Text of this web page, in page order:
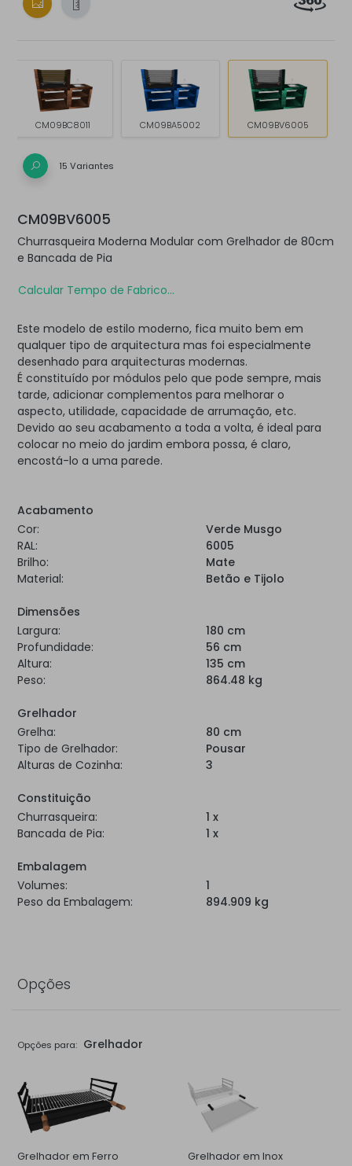
CM09BC8011 CM09BA5002 CM09BV6005
15 Variantes
CM09BV6005
Churrasqueira Moderna Modular com Grelhador de 80cm
e Bancada de Pia
Calcular Tempo de Fabrico...
Este modelo de estilo moderno, fica muito bem em
qualquer tipo de arquitectura mas foi especialmente
desenhado para arquitecturas modernas.
É constituído por módulos pelo que pode sempre, mais
tarde, adicionar complementos para melhorar o
aspecto, utilidade, capacidade de arrumação, etc.
Devido ao seu acabamento a toda a volta, é ideal para
colocar no meio do jardim embora possa, é claro,
encostá-lo a uma parede.
Acabamento
Cor:
Verde Musgo
RAL:
6005
Brilho:
Mate
Material:
Betão e Tijolo
Dimensões
Largura:
180 cm
Profundidade:
56 cm
Altura:
135 cm
Peso:
864.48 kg
Grelhador
Grelha:
80 cm
Tipo de Grelhador:
Pousar
Alturas de Cozinha:
3
Constituição
Churrasqueira:
1 x
Bancada de Pia:
1 x
Embalagem
Volumes:
1
Peso da Embalagem:
894.909 kg
Opções
Opções para: Grelhador
Grelhador em Ferro Grelhador em Inox